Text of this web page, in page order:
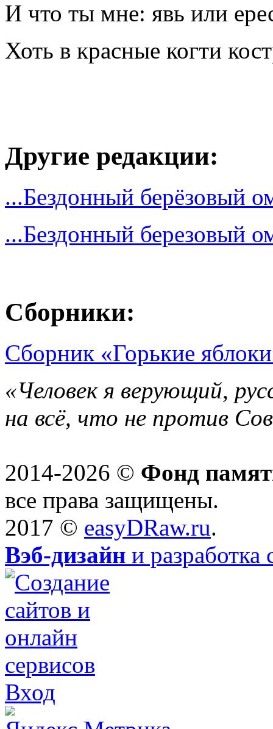
И что ты мне: явь или
Хоть в красные когти
Другие редакции:
...Бездонный берёзовый
...Бездонный березовый
Сборники:
Сборник «Горькие
«Человек я верующий,
на всё, что не против
2014-2026 © Фонд
все права защищены.
2017 © easyDRaw.ru.
Вэб-дизайн и разработка
Вход